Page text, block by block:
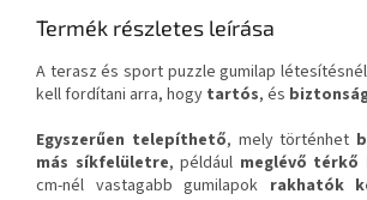
Termék részletes leírása
A terasz és sport puzzle gumilap
kell fordítani arra, hogy tartós, és
Egyszerűen telepíthető, mely történhet
más síkfelületre, például meglévő
cm-nél vastagabb gumilapok rakhatók